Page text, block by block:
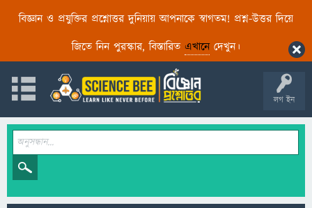
বিজ্ঞান ও প্রযুক্তির প্রশ্নোত্তর দুনিয়ায় আপনাকে স্বাগতম! প্রশ্ন-উত্তর দিয়ে
জিতে নিন পুরস্কার, বিস্তারিত এখানেদেখুন।
লগ ইন